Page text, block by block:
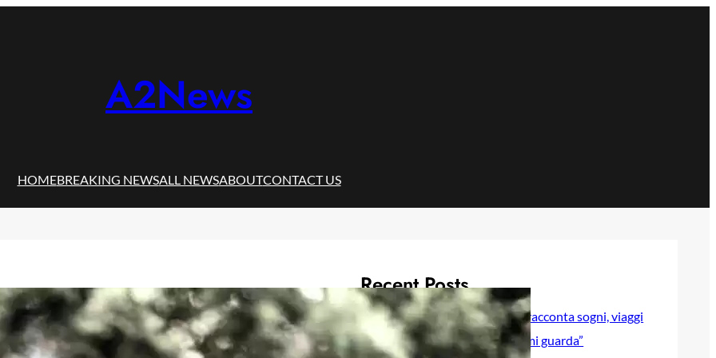
A2News
HOMEBREAKING NEWSALL NEWSABOUTCONTACT US
Recent Posts
Selly baby modella Italia racconta sogni, viaggi
e sentimenti in “Luna lei mi guarda”